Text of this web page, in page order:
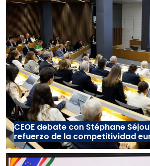
CEOE debate con Stéphane
refuerzo de la competitividad